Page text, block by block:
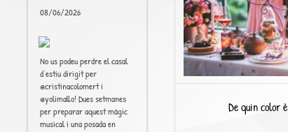
08/06/2026
No us podeu perdre el casal
d’estiu dirigit per
@cristinacolomert i
@yolimallo! Dues setmanes
per preparar aquest màgic
musical i una posada en
De quin color